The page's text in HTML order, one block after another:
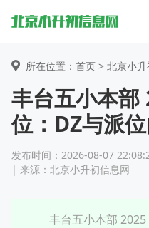
所在位置：首页 > 北京小升
丰台五小本部
位：DZ与派
发布时间：2026-08-07
| 来源：北京小升初信息网
丰台五小本部